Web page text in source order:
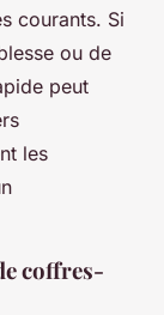
courants. Si
ou de
peut
les
coffres-